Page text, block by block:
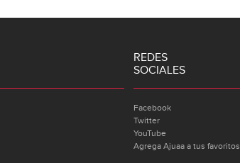
REDES
SOCIALES
Facebook
Twitter
YouTube
Agrega Ajuaa a tus favoritos